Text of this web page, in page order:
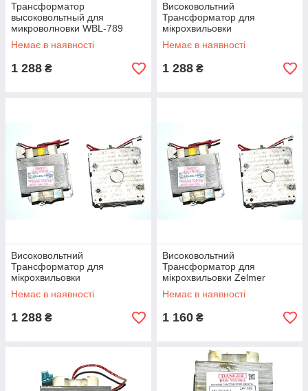
Трансформатор
высоковольтный для
микроволновки WBL-789
Немає в наявності
1 288 ₴
Високовольтний
Трансформатор для
мікрохвильовки
універсальний GAL-800E-4
(800W)
Немає в наявності
1 288 ₴
Високовольтний
Трансформатор для
мікрохвильовки
універсальний GAL-700E-4
(700W)
Немає в наявності
1 288 ₴
Високовольтний
Трансформатор для
мікрохвильовки Zelmer
629201.0050 (755593,GAL-
700E-4 ,700W)
Немає в наявності
1 160 ₴